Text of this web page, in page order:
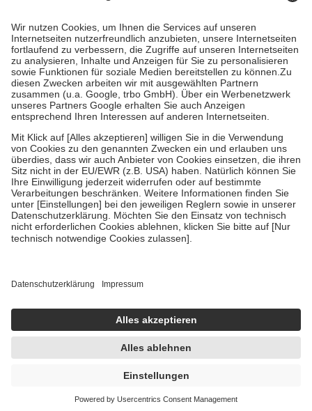
höchstens zehn Euro.
Es sind jedoch nie mehr als die tatsächlichen
Kosten der Leistung zu entrichten.
Diese Regeln gelten grundsätzlich auch für Online-Apotheken.
Bei Heilmitteln und häuslicher Krankenpflege beträgt die
Zuzahlung zehn Prozent der Kosten sowie zehn Euro je
Verordnung.
Um das Engagement der Versicherten für ihre eigene Gesundheit zu
stärken und die besondere Stellung der Familie zu unterstützen,
fallenkeine Zuzahlungenan bei:
• Kindern und Jugendlichen bis zum vollendeten 18. Lebensjahr
mit Ausnahme der Fahrkosten
• Untersuchungen zur Vorsorge und Früherkennung, die von der
GKV getragen werden
• empfohlenen Schutzimpfungen
• Harn- und Blutteststreifen
getroffen, um sicherzustellen, dass es sich um echte Bewertungen
https://help.etrusted.com/hc/de/articles/4419944605341
Einige Bilder und Inhalte wurden unter Zuhilfenahme künstlicher